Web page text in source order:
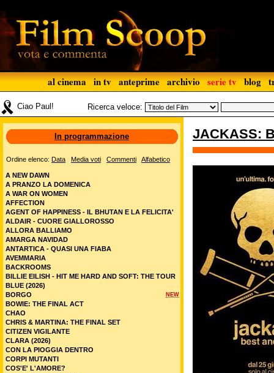
al cinema in tv anteprime archivio serie tv blog
Ciao Paul! Ricerca veloce:
JACKASS:
In programmazione
Ordine elenco: Data Media voti Commenti Alfabetico
A NEW DAWN
A PRANZO LA DOMENICA
A WAR ON WOMEN
AFFECTION
AGENT OF HAPPINESS - IL BHUTAN E LA FELICITA'
ALDAIR - CUORE GIALLOROSSO
ALLORA BALLIAMO
AMARGA NAVIDAD
ANTARTICA - QUASI UNA FIABA
AVEMMARIA
BACKROOMS
BILLIE EILISH - HIT ME HARD AND SOFT: THE TOUR
BLUE (2026)
NEW
BORGO
BOWIE: THE FINAL ACT
CHAO
CHRIS & MARTINA: THE FINAL SET
CITIZEN VIGILANTE
CLARA (2026)
CON LA PIOGGIA DENTRO
CORPI MUTANTI
COS'E' L'AMORE?